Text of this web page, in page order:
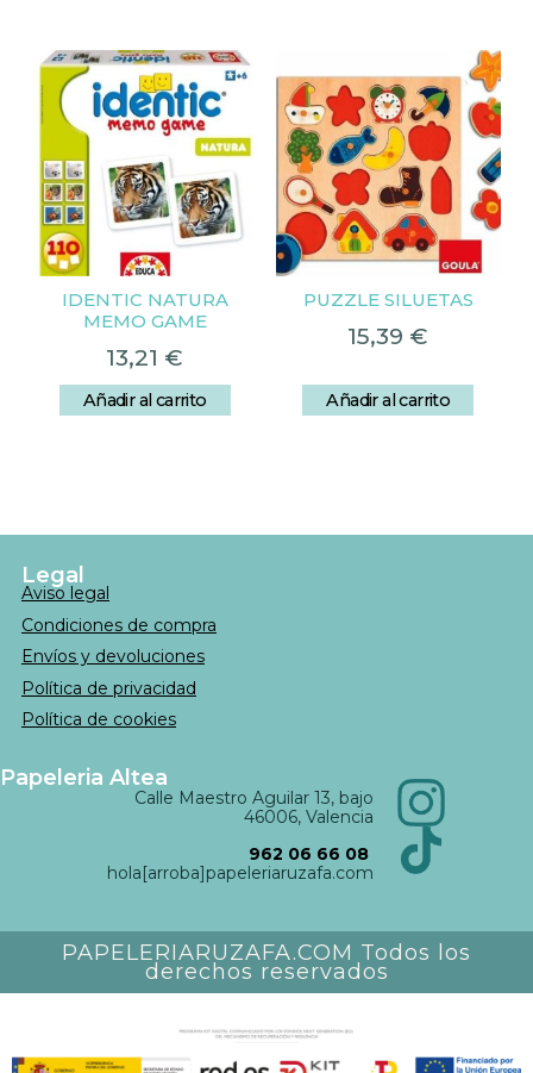
IDENTIC NATURA
MEMO GAME
13,21 €
Añadir al carrito
PUZZLE SILUETAS
15,39 €
Añadir al carrito
Legal
Aviso legal
Condiciones de compra
Envíos y devoluciones
Política de privacidad
Política de cookies
Papeleria Altea
Calle Maestro Aguilar 13, bajo
46006, Valencia
962 06 66 08
hola[arroba]papeleriaruzafa.com
PAPELERIARUZAFA.COM Todos los
derechos reservados